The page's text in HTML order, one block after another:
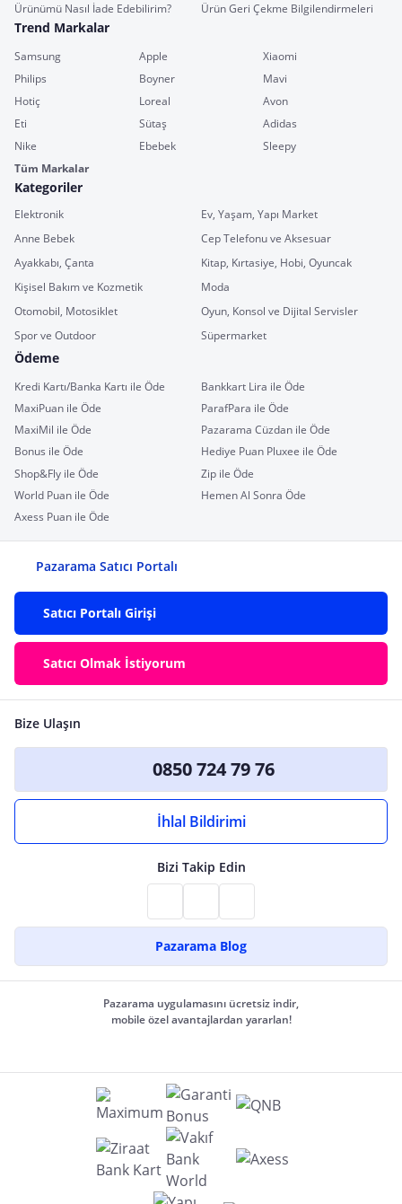
Ürünümü Nasıl İade Edebilirim?
Ürün Geri Çekme Bilgilendirmeleri
Trend Markalar
Samsung Apple
Xiaomi
Philips
Boyner
Mavi
Hotiç
Loreal
Avon
Eti
Sütaş
Adidas
Nike
Ebebek
Sleepy
Tüm Markalar
Kategoriler
Elektronik
Ev, Yaşam, Yapı Market
Anne Bebek
Cep Telefonu ve Aksesuar
Ayakkabı, Çanta
Kitap, Kırtasiye, Hobi, Oyuncak
Kişisel Bakım ve Kozmetik
Moda
Otomobil, Motosiklet
Oyun, Konsol ve Dijital Servisler
Spor ve Outdoor
Süpermarket
Ödeme
Kredi Kartı/Banka Kartı ile Öde
Bankkart Lira ile Öde
MaxiPuan ile Öde
ParafPara ile Öde
MaxiMil ile Öde
Pazarama Cüzdan ile Öde
Bonus ile Öde
Hediye Puan Pluxee ile Öde
Shop&Fly ile Öde
Zip ile Öde
World Puan ile Öde
Hemen Al Sonra Öde
Axess Puan ile Öde
Pazarama Satıcı Portalı
Satıcı Portalı Girişi
Satıcı Olmak İstiyorum
Bize Ulaşın
0850 724 79 76
İhlal Bildirimi
Bizi Takip Edin
Pazarama Blog
Pazarama uygulamasını ücretsiz indir,
mobile özel avantajlardan yararlan!